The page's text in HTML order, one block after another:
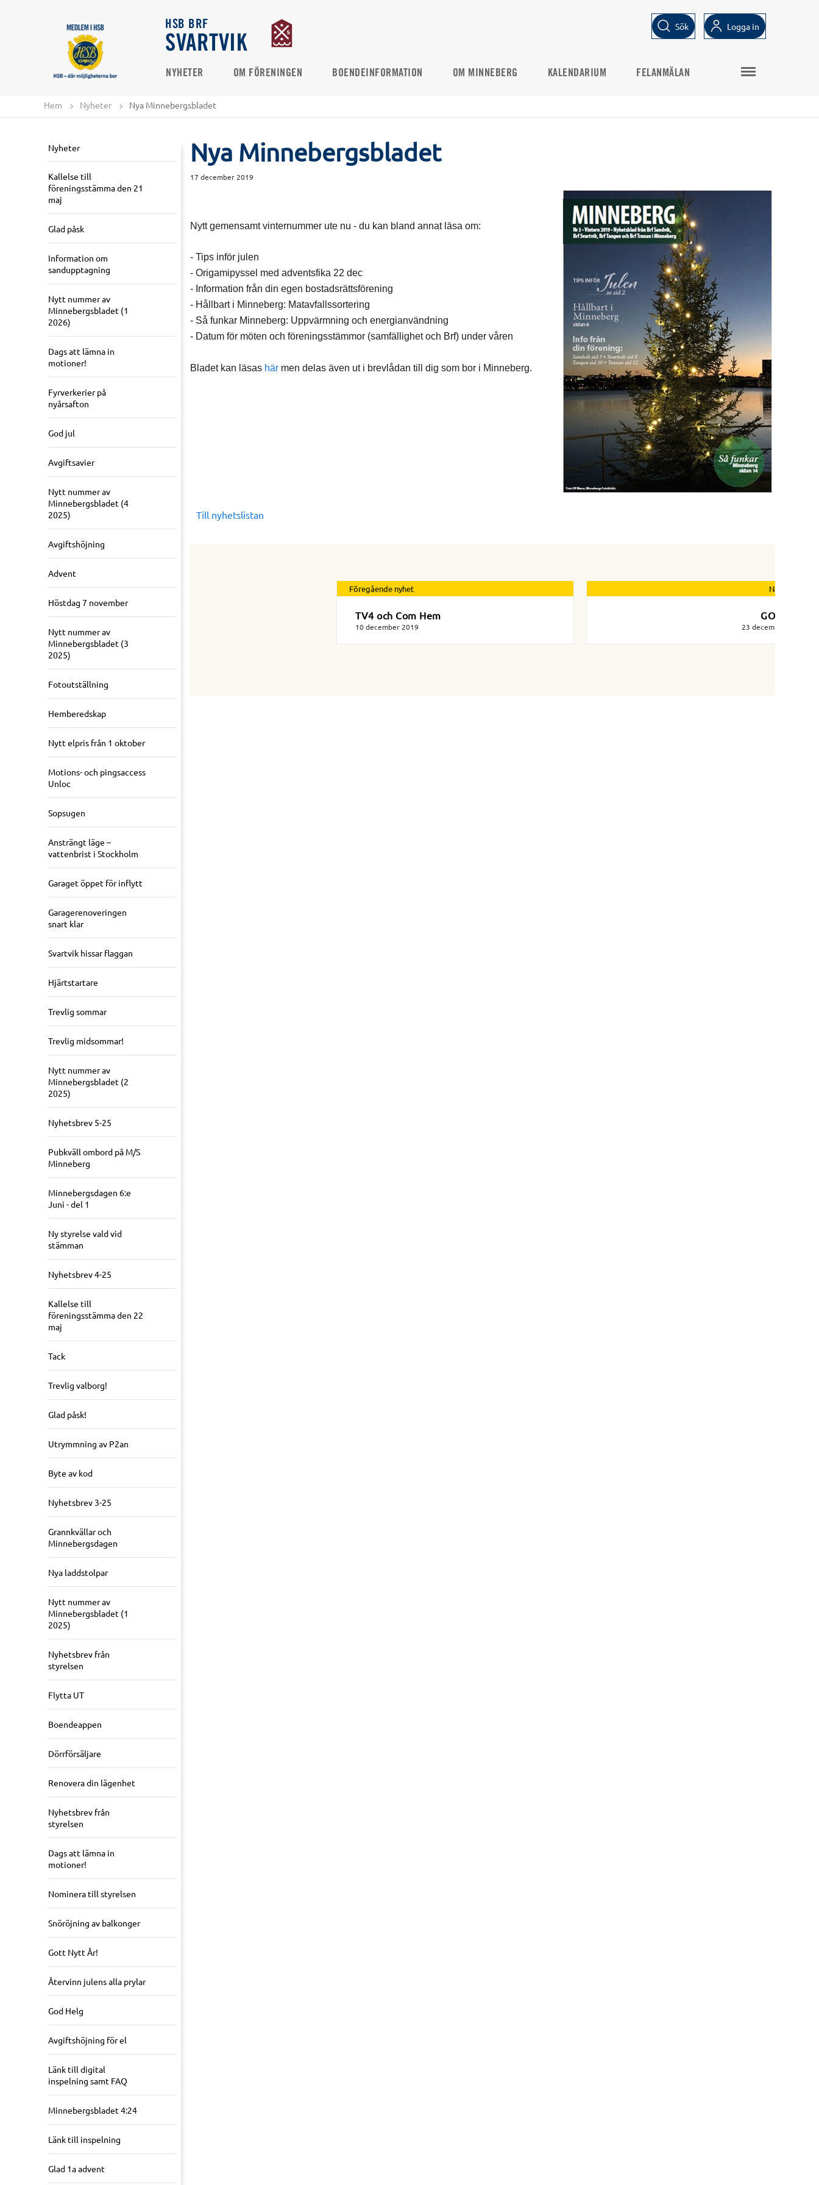
HSB BRF
SVARTVIK
Sök Logga in
NYHETER OM FÖRENINGEN BOENDEINFORMATION OM MINNEBERG KALENDARIUM FELANMÄLAN
Hem Nyheter Nya Minnebergsbladet
Nyheter
Kallelse till
föreningsstämma den 21
maj
Glad påsk
Information om
sandupptagning
Nytt nummer av
Minnebergsbladet (1
2026)
Dags att lämna in
motioner!
Fyrverkerier på
nyårsafton
God jul
Avgiftsavier
Nytt nummer av
Minnebergsbladet (4
2025)
Avgiftshöjning
Advent
Höstdag 7 november
Nytt nummer av
Minnebergsbladet (3
2025)
Fotoutställning
Hemberedskap
Nytt elpris från 1 oktober
Motions- och pingsaccess
Unloc
Sopsugen
Ansträngt läge –
vattenbrist i Stockholm
Garaget öppet för inflytt
Garagerenoveringen
snart klar
Svartvik hissar flaggan
Hjärtstartare
Trevlig sommar
Trevlig midsommar!
Nytt nummer av
Minnebergsbladet (2
2025)
Nyhetsbrev 5-25
Pubkväll ombord på M/S
Minneberg
Minnebergsdagen 6:e
Juni - del 1
Ny styrelse vald vid
stämman
Nyhetsbrev 4-25
Kallelse till
föreningsstämma den 22
maj
Tack
Trevlig valborg!
Glad påsk!
Utrymmning av P2an
Byte av kod
Nyhetsbrev 3-25
Grannkvällar och
Minnebergsdagen
Nya laddstolpar
Nytt nummer av
Minnebergsbladet (1
2025)
Nyhetsbrev från
styrelsen
Flytta UT
Boendeappen
Dörrförsäljare
Renovera din lägenhet
Nyhetsbrev från
styrelsen
Dags att lämna in
motioner!
Nominera till styrelsen
Snöröjning av balkonger
Gott Nytt År!
Återvinn julens alla prylar
God Helg
Avgiftshöjning för el
Länk till digital
inspelning samt FAQ
Minnebergsbladet 4:24
Länk till inspelning
Glad 1a advent
Nya Minnebergsbladet
17 december 2019
Nytt gemensamt vinternummer ute nu - du kan bland annat läsa om:
- Tips inför julen
- Origamipyssel med adventsfika 22 dec
- Information från din egen bostadsrättsförening
- Hållbart i Minneberg: Matavfallssortering
- Så funkar Minneberg: Uppvärmning och energianvändning
- Datum för möten och föreningsstämmor (samfällighet och Brf) under våren
Bladet kan läsas här men delas även ut i brevlådan till dig som bor i Minneberg.
Till nyhetslistan
Föregående nyhet
TV4 och Com Hem
10 december 2019
Nästa nyhet
GOD JUL!
23 december 2019